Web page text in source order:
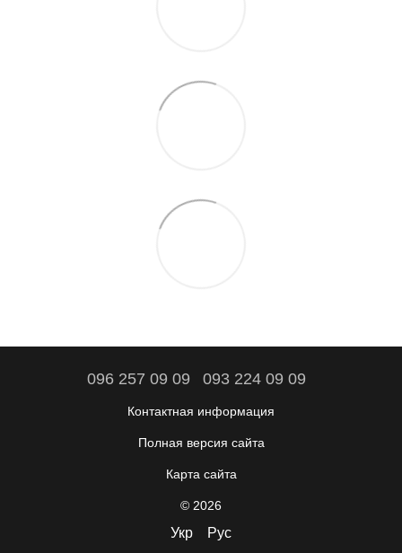
096 257 09 09 093 224 09 09
Контактная информация
Полная версия сайта
Карта сайта
© 2026
Укр Рус